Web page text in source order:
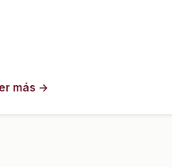
más →